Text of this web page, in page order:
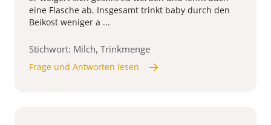
eine Flasche ab. Insgesamt trinkt baby durch den
Beikost weniger a ...
Stichwort: Milch, Trinkmenge
Frage und Antworten lesen